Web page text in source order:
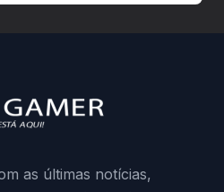
do preload,
não autorizados
as últimas notícias,